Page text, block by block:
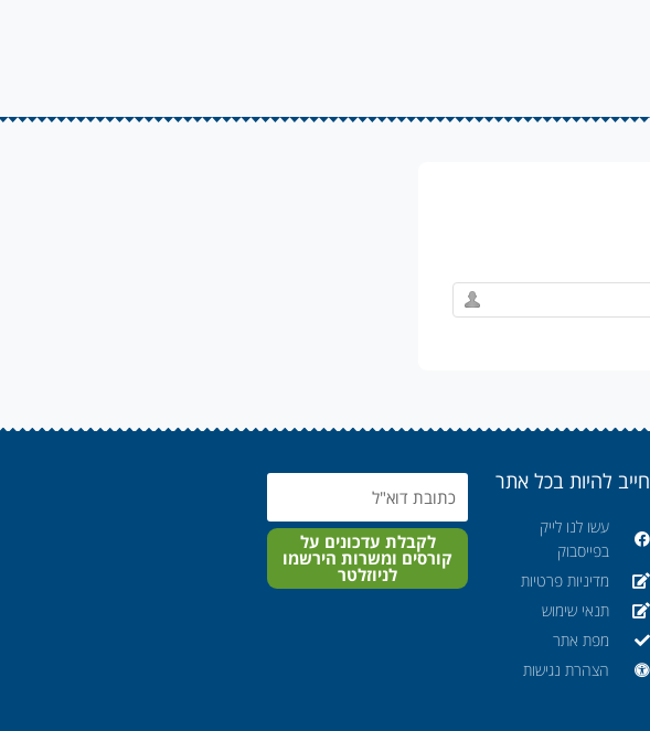
חייב להיות בכל אתר
עשו לנו לייק
בפייסבוק
מדיניות פרטיות
תנאי שימוש
מפת אתר
הצהרת נגישות
Email
לקבלת עדכונים על
קורסים ומשרות הירשמו
לניוזלטר